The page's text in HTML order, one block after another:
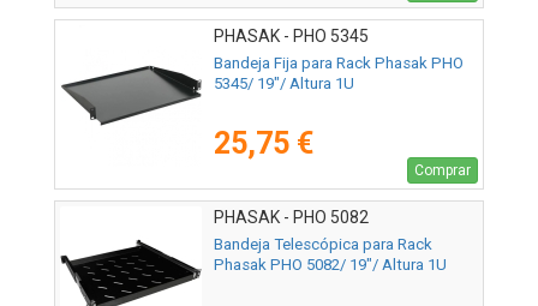
PHASAK - PHO 5345
Bandeja Fija para Rack Phasak PHO
5345/ 19"/ Altura 1U
25,75 €
Comprar
PHASAK - PHO 5082
Bandeja Telescópica para Rack
Phasak PHO 5082/ 19"/ Altura 1U